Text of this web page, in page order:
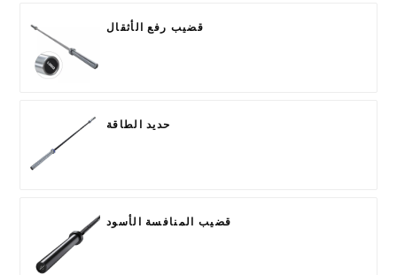
قضيب رفع الأثقال
حديد الطاقة
قضيب المنافسة الأسود